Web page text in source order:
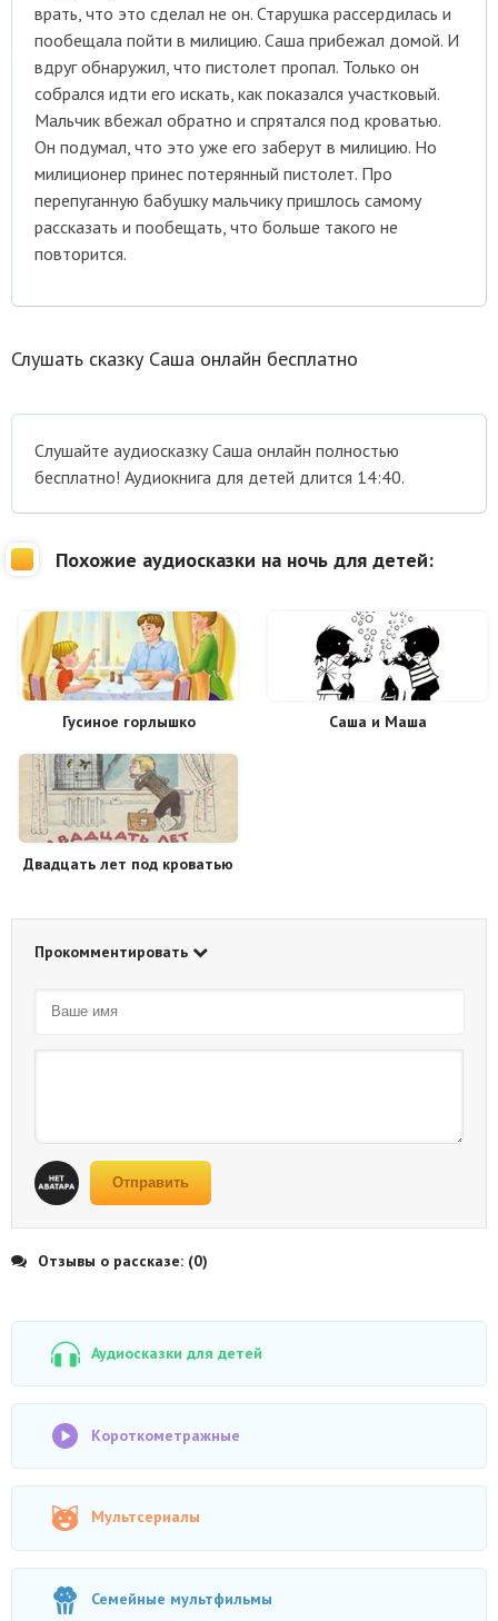
врать, что это сделал не он. Старушка рассердилась и
пообещала пойти в милицию. Саша прибежал домой. И
вдруг обнаружил, что пистолет пропал. Только он
собрался идти его искать, как показался участковый.
Мальчик вбежал обратно и спрятался под кроватью.
Он подумал, что это уже его заберут в милицию. Но
милиционер принес потерянный пистолет. Про
перепуганную бабушку мальчику пришлось самому
рассказать и пообещать, что больше такого не
повторится.
Слушать сказку Саша онлайн бесплатно
Cлушайте аудиосказку Саша онлайн полностью
бесплатно! Аудиокнига для детей длится 14:40.
Похожие аудиосказки на ночь для детей:
Гусиное горлышко Саша и Маша
Двадцать лет под кроватью
Прокомментировать
Отправить
Отзывы о рассказе: (0)
Аудиосказки для детей
Короткометражные
Мультсериалы
Семейные мультфильмы